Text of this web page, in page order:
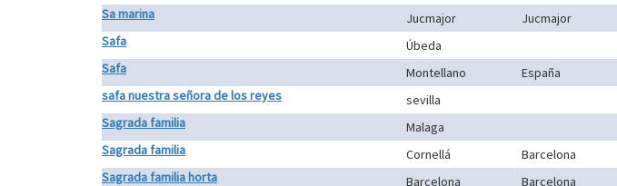
Sa marina
Jucmajor Jucmajor
Safa
Úbeda
Safa
Montellano España
safa nuestra señora de los reyes
sevilla
Sagrada familia
Malaga
Sagrada familia
Cornellá Barcelona
Sagrada familia horta
Barcelona Barcelona